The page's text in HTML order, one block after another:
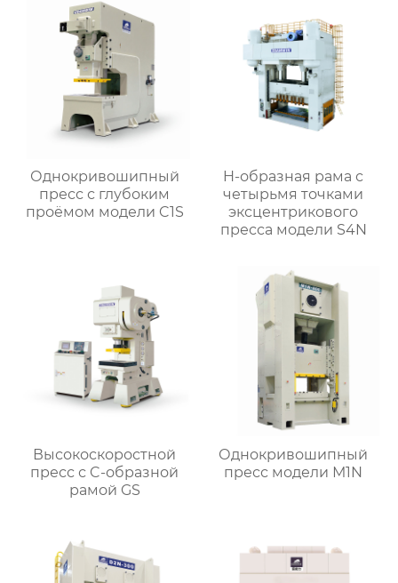
Однокривошипный
пресс с глубоким
проёмом модели C1S
H-образная рама с
четырьмя точками
эксцентрикового
пресса модели S4N
Высокоскоростной
пресс с C-образной
рамой GS
Однокривошипный
пресс модели М1N